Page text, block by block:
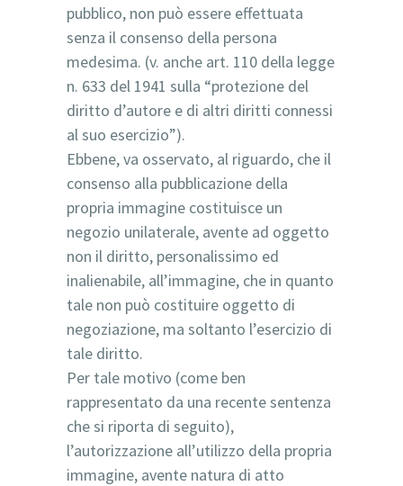
pubblico, non può essere effettuata
senza il consenso della persona
medesima. (v. anche art. 110 della legge
n. 633 del 1941 sulla “protezione del
diritto d’autore e di altri diritti connessi
al suo esercizio”).
Ebbene, va osservato, al riguardo, che il
consenso alla pubblicazione della
propria immagine costituisce un
negozio unilaterale, avente ad oggetto
non il diritto, personalissimo ed
inalienabile, all’immagine, che in quanto
tale non può costituire oggetto di
negoziazione, ma soltanto l’esercizio di
tale diritto.
Per tale motivo (come ben
rappresentato da una recente sentenza
che si riporta di seguito),
l’autorizzazione all’utilizzo della propria
immagine, avente natura di atto